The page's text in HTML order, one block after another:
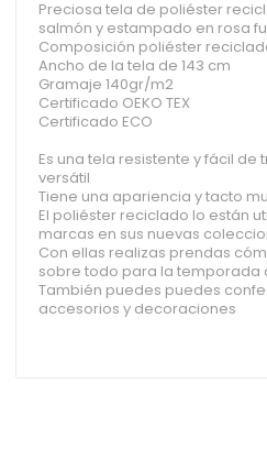
Preciosa tela de poliéster
salmón y estampado en rosa
Composición poliéster
Ancho de la tela de 143 cm
Gramaje 140gr/m2
Certificado OEKO TEX
Certificado ECO
Es una tela resistente y fácil
versátil
Tiene una apariencia y tacto
El poliéster reciclado lo están
marcas en sus nuevas
Con ellas realizas prendas
sobre todo para la temporada
También puedes puedes
accesorios y decoraciones